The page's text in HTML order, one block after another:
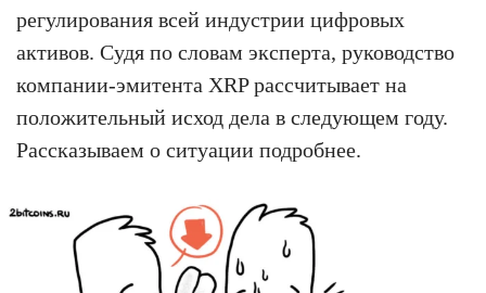
регулирования всей индустрии цифровых
активов. Судя по словам эксперта, руководство
компании-эмитента XRP рассчитывает на
положительный исход дела в следующем году.
Рассказываем о ситуации подробнее.